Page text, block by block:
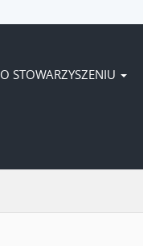
O STOWARZYSZENIU